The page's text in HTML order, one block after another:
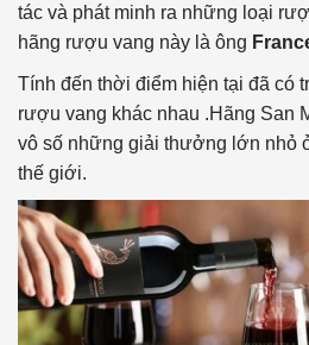
tác và phát minh ra những loại
hãng rượu vang này là ông
Tính đến thời điểm hiện tại đã có
rượu vang khác nhau .Hãng San
vô số những giải thưởng lớn nhỏ
thế giới.